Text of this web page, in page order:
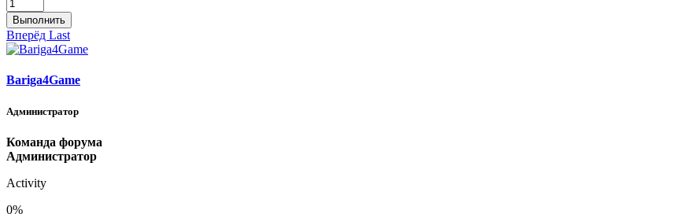
Выполнить
Вперёд Last
Bariga4Game
Администратор
Команда форума
Администратор
Activity
0%